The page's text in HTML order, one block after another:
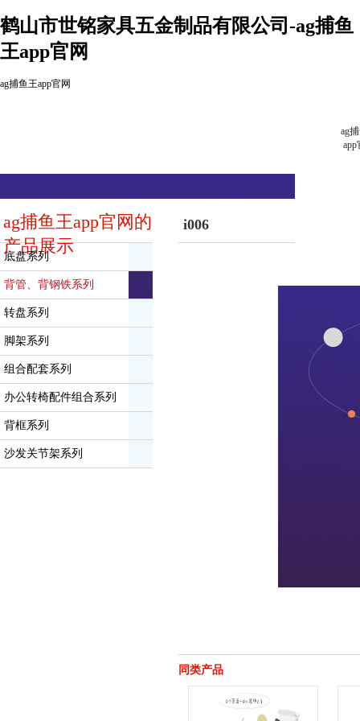
鹤山市世铭家具五金制品有限公司-ag捕鱼
王app官网
ag捕鱼王app官网
ag
app
ag捕鱼王app官网的
产品展示
底盘系列
背管、背钢铁系列
转盘系列
脚架系列
组合配套系列
办公转椅配件组合系列
背框系列
沙发关节架系列
i006
同类产品